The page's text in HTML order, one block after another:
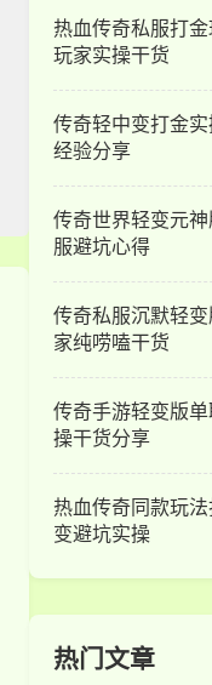
热血传奇私服打
玩家实操干货
传奇轻中变打金
经验分享
传奇世界轻变元
服避坑心得
传奇私服沉默轻
家纯唠嗑干货
传奇手游轻变版
操干货分享
热血传奇同款玩
变避坑实操
热门文章